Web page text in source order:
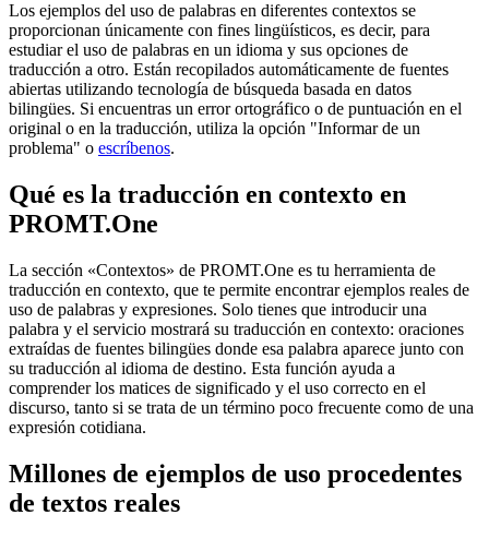
Los ejemplos del uso de palabras en diferentes contextos se
proporcionan únicamente con fines lingüísticos, es decir, para
estudiar el uso de palabras en un idioma y sus opciones de
traducción a otro. Están recopilados automáticamente de fuentes
abiertas utilizando tecnología de búsqueda basada en datos
bilingües. Si encuentras un error ortográfico o de puntuación en el
original o en la traducción, utiliza la opción "Informar de un
problema" o escríbenos.
Qué es la traducción en contexto en
PROMT.One
La sección «Contextos» de PROMT.One es tu herramienta de
traducción en contexto, que te permite encontrar ejemplos reales de
uso de palabras y expresiones. Solo tienes que introducir una
palabra y el servicio mostrará su traducción en contexto: oraciones
extraídas de fuentes bilingües donde esa palabra aparece junto con
su traducción al idioma de destino. Esta función ayuda a
comprender los matices de significado y el uso correcto en el
discurso, tanto si se trata de un término poco frecuente como de una
expresión cotidiana.
Millones de ejemplos de uso procedentes
de textos reales